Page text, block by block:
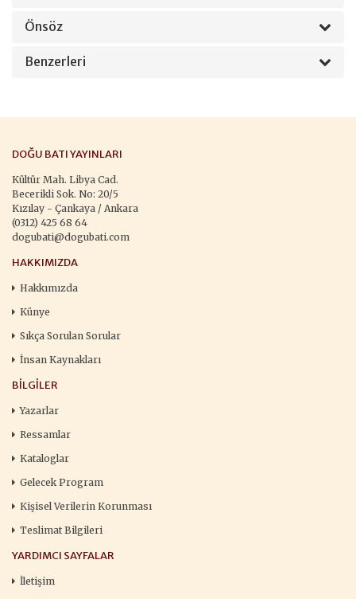
Önsöz
Benzerleri
DOĞU BATI YAYINLARI
Kültür Mah. Libya Cad.
Becerikli Sok. No: 20/5
Kızılay - Çankaya / Ankara
(0312) 425 68 64
dogubati@dogubati.com
HAKKIMIZDA
Hakkımızda
Künye
Sıkça Sorulan Sorular
İnsan Kaynakları
BILGILER
Yazarlar
Ressamlar
Kataloglar
Gelecek Program
Kişisel Verilerin Korunması
Teslimat Bilgileri
YARDIMCI SAYFALAR
İletişim